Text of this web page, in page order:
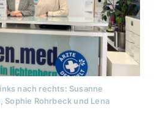
nach rechts: Susanne
Sophie Rohrbeck und Lena